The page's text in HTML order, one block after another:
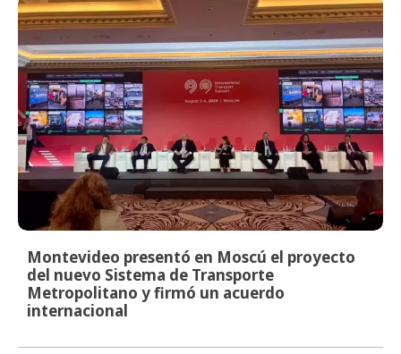
Montevideo presentó en Moscú el proyecto
del nuevo Sistema de Transporte
Metropolitano y firmó un acuerdo
internacional